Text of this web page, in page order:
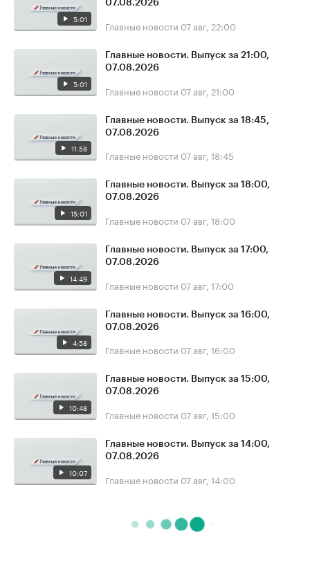
5:01
07.08.2026
Главные новости 07 авг, 22:00
5:01
Главные новости. Выпуск за 21:00,
07.08.2026
Главные новости 07 авг, 21:00
11:58
Главные новости. Выпуск за 18:45,
07.08.2026
Главные новости 07 авг, 18:45
15:01
Главные новости. Выпуск за 18:00,
07.08.2026
Главные новости 07 авг, 18:00
14:49
Главные новости. Выпуск за 17:00,
07.08.2026
Главные новости 07 авг, 17:00
4:58
Главные новости. Выпуск за 16:00,
07.08.2026
Главные новости 07 авг, 16:00
10:48
Главные новости. Выпуск за 15:00,
07.08.2026
Главные новости 07 авг, 15:00
10:07
Главные новости. Выпуск за 14:00,
07.08.2026
Главные новости 07 авг, 14:00